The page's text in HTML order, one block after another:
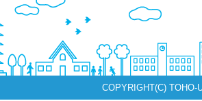
COPYRIGHT(C)